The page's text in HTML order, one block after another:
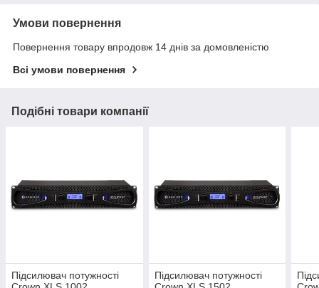
Умови повернення
Повернення товару впродовж 14 днів за домовленістю
Всі умови повернення
Подібні товари компанії
Підсилювач потужності
Підсилювач потужності